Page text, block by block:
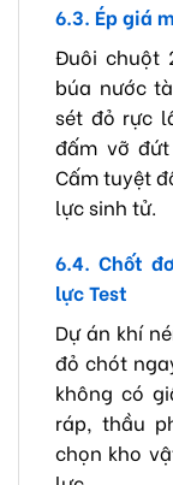
6.3. Ép giá
Đuôi chuột
búa nước
sét đỏ rực
đấm vỡ
Cấm tuyệt
lực sinh tử.
6.4. Chốt
lực Test
Dự án khí
đỏ chót
không có
ráp, thầu
chọn kho